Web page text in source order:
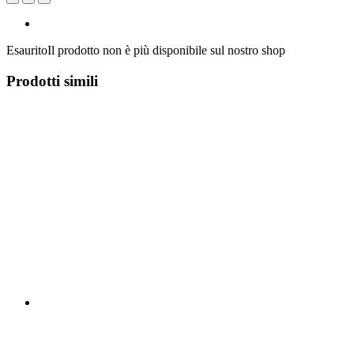
EsauritoIl prodotto non è più disponibile sul nostro shop
Prodotti simili